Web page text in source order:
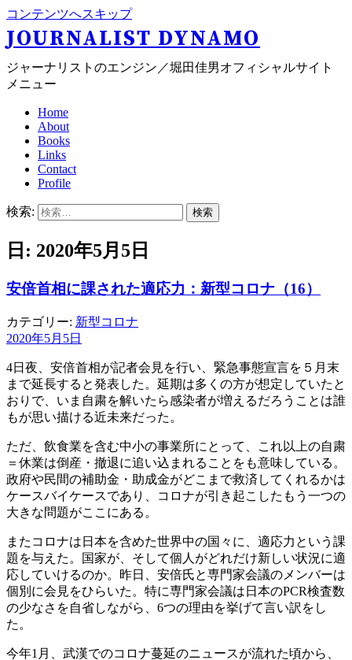
コンテンツへスキップ
JOURNALIST DYNAMO
ジャーナリストのエンジン／堀田佳男オフィシャルサイト
メニュー
Home
About
Books
Links
Contact
Profile
検索:
日: 2020年5月5日
安倍首相に課された適応力：新型コロナ（16）
カテゴリー: 新型コロナ
2020年5月5日
4日夜、安倍首相が記者会見を行い、緊急事態宣言を５月末
まで延長すると発表した。延期は多くの方が想定していたと
おりで、いま自粛を解いたら感染者が増えるだろうことは誰
もが思い描ける近未来だった。
ただ、飲食業を含む中小の事業所にとって、これ以上の自粛
＝休業は倒産・撤退に追い込まれることをも意味している。
政府や民間の補助金・助成金がどこまで救済してくれるかは
ケースバイケースであり、コロナが引き起こしたもう一つの
大きな問題がここにある。
またコロナは日本を含めた世界中の国々に、適応力という課
題を与えた。国家が、そして個人がどれだけ新しい状況に適
応していけるのか。昨日、安倍氏と専門家会議のメンバーは
個別に会見をひらいた。特に専門家会議は日本のPCR検査数
の少なさを自省しながら、6つの理由を挙げて言い訳をし
た。
今年1月、武漢でのコロナ蔓延のニュースが流れた頃から、